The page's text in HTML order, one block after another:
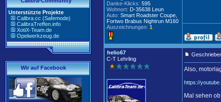
Unterstützte Projekte
Calibra.cc (Safemode)
CalibraTreffen.info
XotiX-Team.de
Opelwerkzeug.de
Wir auf Facebook
Danke-Klicks: 595
Wohnort: D-35638 Leun
Auto: Smart Roadster Coupe,
Fortwo Brabus Nightrun M160
Auszeichnungen: 1
helio67
C-T Lehrling
Also,
https://
Mal sehen